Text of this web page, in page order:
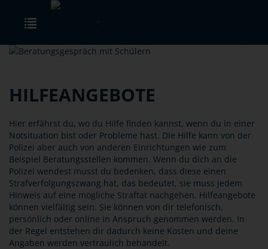
Skip to main content
HILFEANGEBOTE
Hier erfährst du, wo du Hilfe finden kannst, wenn du in einer
Notsituation bist oder Probleme hast. Die Hilfe kann von der
Polizei aber auch von anderen Einrichtungen wie zum
Beispiel Beratungsstellen kommen. Wenn du dich an die
Polizei wendest musst du bedenken, dass diese einen
Strafverfolgungszwang hat, das bedeutet, sie muss jedem
Hinweis auf eine mögliche Straftat nachgehen. Hilfeangebote
können vielfältig sein. Sie können von dir telefonisch,
persönlich oder online in Anspruch genommen werden. In
der Regel entstehen dir dadurch keine Kosten und deine
Angaben werden vertraulich behandelt.